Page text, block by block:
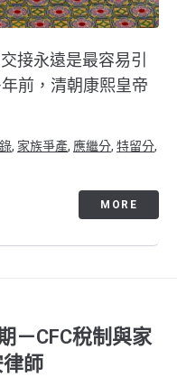
接永遠是最容易引
前，清朝康熙皇帝
, 家族爭產, 應繼分, 特留分,
MORE
－CFC稅制與家
師